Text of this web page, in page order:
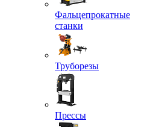
Фальцепрокатные
станки
Труборезы
Прессы